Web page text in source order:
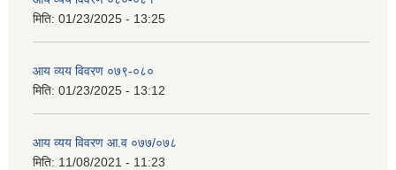
मिति: 01/23/2025 - 13:25
आय व्यय विवरण ०७९-०८०
मिति: 01/23/2025 - 13:12
आय व्यय विवरण आ.व ०७७/०७८
मिति: 11/08/2021 - 11:23